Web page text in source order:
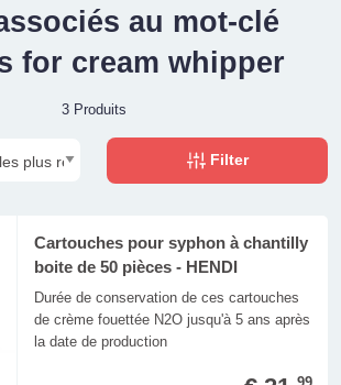
au mot-clé
for cream whipper
3 Produits
Filter
Cartouches pour syphon à chantilly
boite de 50 pièces - HENDI
Durée de conservation de ces cartouches
de crème fouettée N2O jusqu'à 5 ans après
la date de production